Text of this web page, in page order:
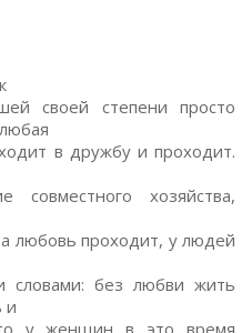
своей степени просто
в дружбу и проходит.
хозяйства,
любовь проходит, у людей
словами: без любви жить
и
у женщин в это время